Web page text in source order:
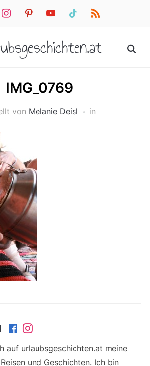
instagrampinterestyoutube tiktok rss
IMG_0769
von Melanie Deisl in
auf urlaubsgeschichten.at meine
und Geschichten. Ich bin